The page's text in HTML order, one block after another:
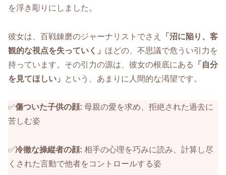
を浮き彫りにしました。
彼女は、百戦錬磨のジャーナリストでさえ
「沼に陥り、客
観的な視点を失っていく」 ほどの、不思議で危うい引力を
持っています。その引力の源は、彼女の根底にある
「自分
を見てほしい」
という、あまりに人間的な渇望です。
✅️傷ついた子供の顔: 母親の愛を求め、拒絶された過去に
苦しむ姿
✅️冷徹な操縦者の顔: 相手の心理を巧みに読み、計算し尽
くされた言動で他者をコントロールする姿